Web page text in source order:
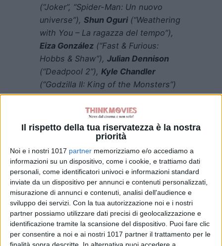
Il rispetto della tua riservatezza è la nostra
priorità
Noi e i nostri 1017 partner memorizziamo e/o accediamo a
informazioni su un dispositivo, come i cookie, e trattiamo dati
personali, come identificatori univoci e informazioni standard
inviate da un dispositivo per annunci e contenuti personalizzati,
misurazione di annunci e contenuti, analisi dell'audience e
sviluppo dei servizi. Con la tua autorizzazione noi e i nostri
partner possiamo utilizzare dati precisi di geolocalizzazione e
identificazione tramite la scansione del dispositivo. Puoi fare clic
per consentire a noi e ai nostri 1017 partner il trattamento per le
(“Joker”, “Spider-Man: Un nuovo
universe”), Shun Oguri (“Weathering
with You – La ragazza del tempo”),
Eiza González (“Fast & Furious:
Hobbs & Shaw”), Julian Dennison
(“Deadpool 2”), Kyle Chandler
(“Godzilla II: King of the Monsters”)
eDemián Bichir(“The Nun: La
vocazione del male”, “The Hateful
Eight”).
Wingard (“The Guest”, “You’re Next”)
ha diretto il film da una
sceneggiatura diEric Pearson
(“Thor: Ragnarok”)eMax Borenstein
(“Godzilla II: King of the Monsters”,
“Kong: Skull Island”),da una storia di
Terry Rossio (“Pirati dei Caraibi: La
vendetta di Salazar”)eMichael